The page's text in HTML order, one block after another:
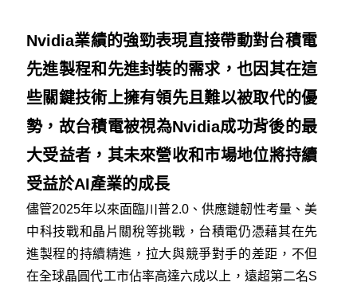
Nvidia業績的強勁表現直接帶動對台積電
先進製程和先進封裝的需求，也因其在這
些關鍵技術上擁有領先且難以被取代的優
勢，故台積電被視為Nvidia成功背後的最
大受益者，其未來營收和市場地位將持續
受益於AI產業的成長
儘管2025年以來面臨川普2.0、供應鏈韌性考量、美
中科技戰和晶片關稅等挑戰，台積電仍憑藉其在先
進製程的持續精進，拉大與競爭對手的差距，不但
在全球晶圓代工市佔率高達六成以上，遠超第二名S